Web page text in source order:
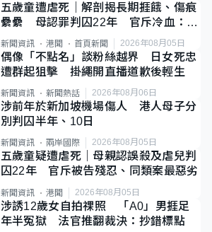
五歲童遭虐死｜解剖揭長期捱餓、傷痕
纍纍 母認罪判囚22年 官斥冷血：同
類案最惡劣
新聞資訊 港聞 首頁新聞 2026年08月05日
偶像「不點名」談粉絲越界 日女死忠
遭群起狙擊 掛繩開直播道歉後輕生
新聞資訊 新聞熱話 2026年08月06日
涉前年於新加坡機場傷人 港人母子分
別判囚半年、10日
新聞資訊 兩岸國際 2026年08月05日
五歲童疑遭虐死｜母親認誤殺及虐兒判
囚22年 官斥被告殘忍、同類案最惡劣
新聞資訊 港聞 2026年08月05日
涉誘12歲女自拍祼照 「A0」男捱足
年半冤獄 法官推翻裁決：抄錯標點